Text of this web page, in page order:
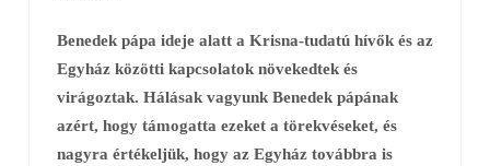
Benedek pápa ideje alatt a Krisna-tudatú hívők és az
Egyház közötti kapcsolatok növekedtek és
virágoztak. Hálásak vagyunk Benedek pápának
azért, hogy támogatta ezeket a törekvéseket, és
nagyra értékeljük, hogy az Egyház továbbra is